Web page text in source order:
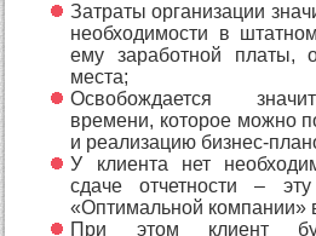
Затраты организации
необходимости в
ему заработной платы,
места;
Освобождается
времени, которое можно
и реализацию бизнес-
У клиента нет
сдаче отчетности –
«Оптимальной компании»
При этом клиент